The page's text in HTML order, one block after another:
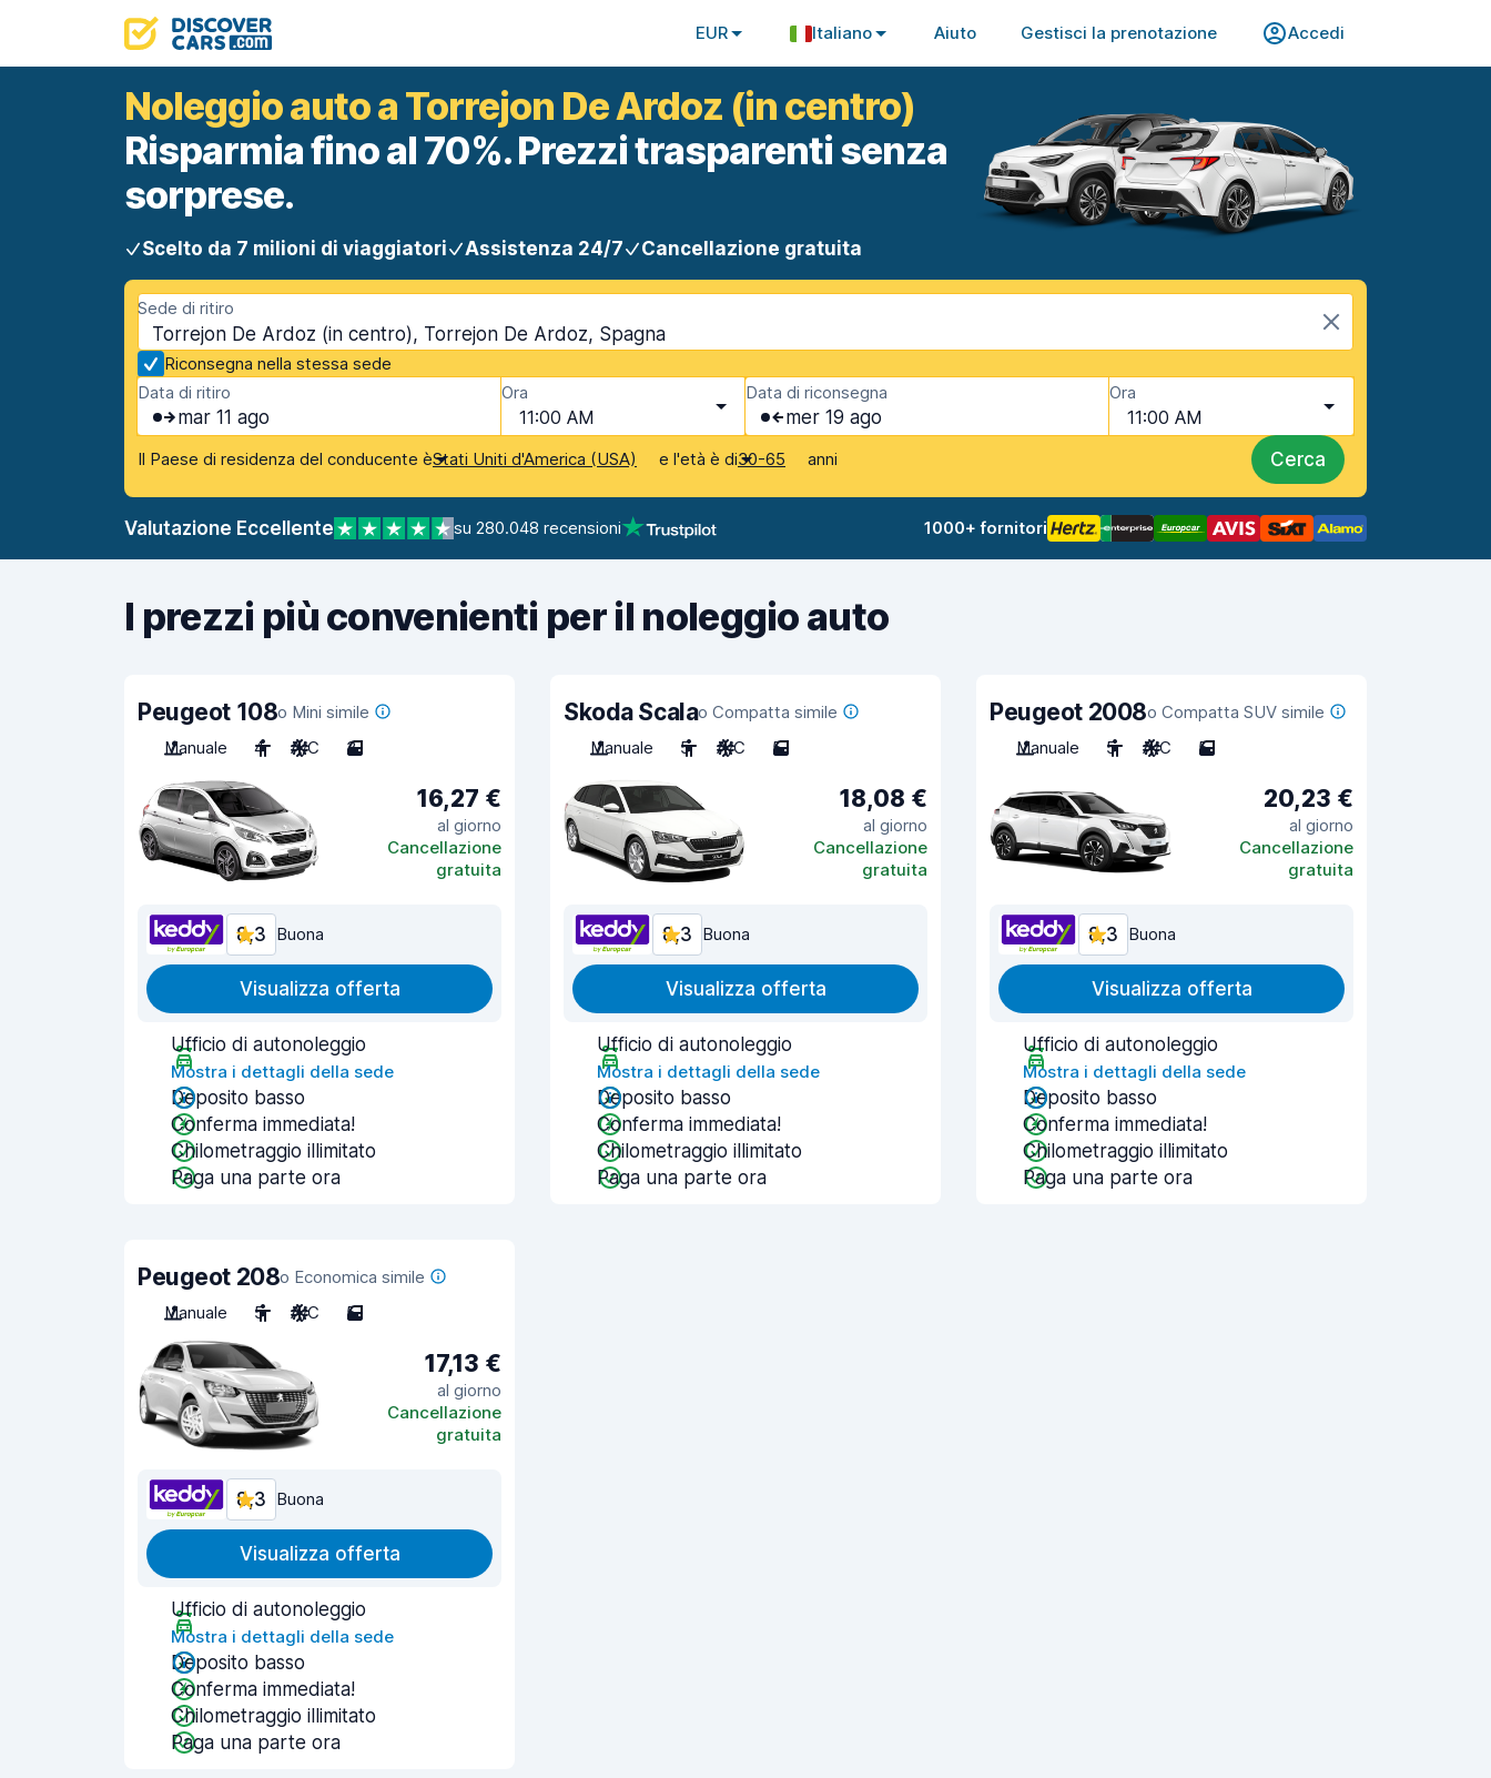
EUR Italiano Aiuto Gestisci la prenotazione Accedi
Noleggio auto a Torrejon De Ardoz (in centro)
Risparmia fino al 70%. Prezzi trasparenti senza
sorprese.
Scelto da 7 milioni di viaggiatori Assistenza 24/7 Cancellazione gratuita
Sede di ritiro
Torrejon De Ardoz (in centro), Torrejon De Ardoz, Spagna
Riconsegna nella stessa sede
Data di ritiro
mar 11 ago
Ora
11:00 AM
Data di riconsegna
mer 19 ago
Ora
11:00 AM
Il Paese di residenza del conducente èStati Uniti d'America (USA) e l'età è di30-65 anni Cerca
Valutazione Eccellente su 280.048 recensioni 1000+ fornitori
I prezzi più convenienti per il noleggio auto
Peugeot 108o Mini simile
Manuale
4 A/C 3
16,27 €
al giorno
Cancellazione
gratuita
8,3 Buona
Visualizza offerta
Ufficio di autonoleggio
Mostra i dettagli della sede
Deposito basso
Conferma immediata!
Chilometraggio illimitato
Paga una parte ora
Skoda Scalao Compatta simile
Manuale
5 A/C 5
18,08 €
al giorno
Cancellazione
gratuita
8,3 Buona
Visualizza offerta
Ufficio di autonoleggio
Mostra i dettagli della sede
Deposito basso
Conferma immediata!
Chilometraggio illimitato
Paga una parte ora
Peugeot 2008o Compatta SUV simile
Manuale
5 A/C 5
20,23 €
al giorno
Cancellazione
gratuita
8,3 Buona
Visualizza offerta
Ufficio di autonoleggio
Mostra i dettagli della sede
Deposito basso
Conferma immediata!
Chilometraggio illimitato
Paga una parte ora
Peugeot 208o Economica simile
Manuale
5 A/C 5
17,13 €
al giorno
Cancellazione
gratuita
8,3 Buona
Visualizza offerta
Ufficio di autonoleggio
Mostra i dettagli della sede
Deposito basso
Conferma immediata!
Chilometraggio illimitato
Paga una parte ora